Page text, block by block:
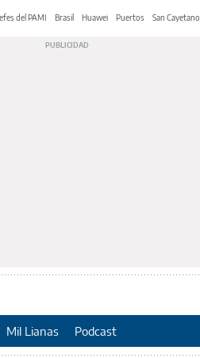
del PAMI Brasil Huawei Puertos San Cayetano
Mil Lianas Podcast